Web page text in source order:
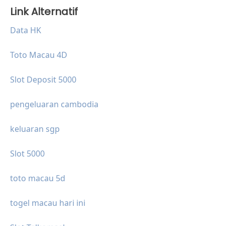
Link Alternatif
Data HK
Toto Macau 4D
Slot Deposit 5000
pengeluaran cambodia
keluaran sgp
Slot 5000
toto macau 5d
togel macau hari ini